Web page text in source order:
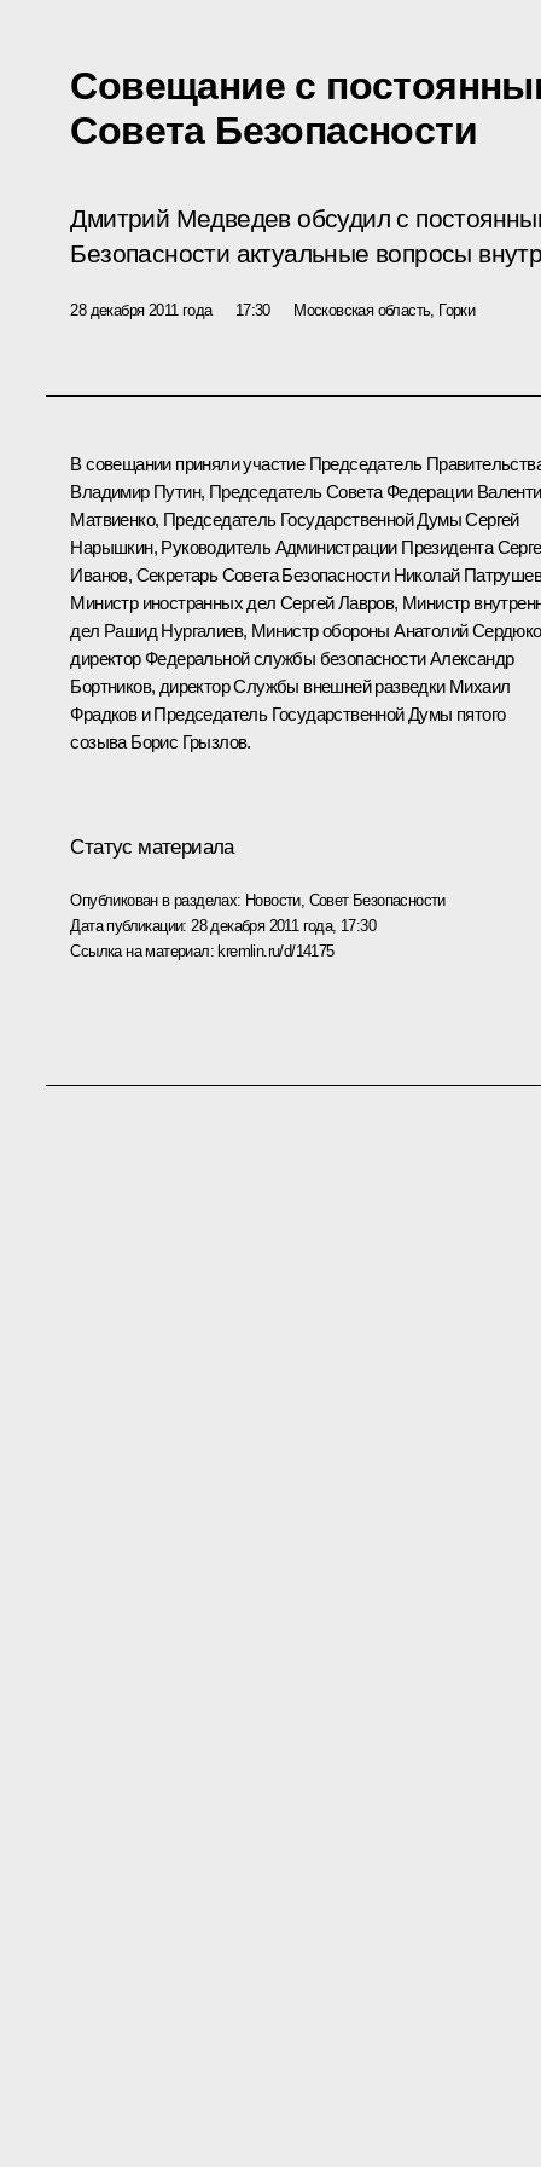
Совещание с
Совета Безопасности
Дмитрий Медведев обсудил с
Безопасности актуальные вопросы
28 декабря 2011 года 17:30 Московская область, Горки
В совещании приняли участие Председатель
Владимир Путин, Председатель Совета Федерации
Матвиенко, Председатель Государственной ДумыСергей
Нарышкин, Руководитель Администрации Президента
Иванов, Секретарь Совета Безопасности Николай
Министр иностранных дел Сергей Лавров, Министр
дел Рашид Нургалиев, Министр обороныАнатолий
директор Федеральной службы безопасностиАлександр
Бортников, директор Службы внешней разведки Михаил
Фрадкови Председатель Государственной Думы пятого
созыва Борис Грызлов.
Статус материала
Опубликован в разделах: Новости, Совет Безопасности
Дата публикации: 28 декабря 2011 года, 17:30
Ссылка на материал: kremlin.ru/d/14175